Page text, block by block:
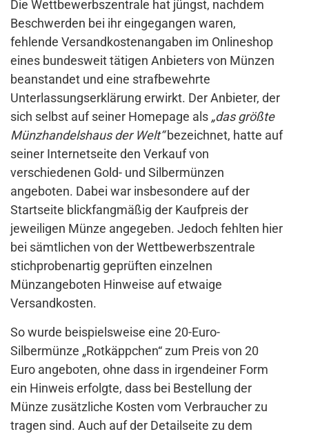
Die Wettbewerbszentrale hat jüngst, nachdem
Beschwerden bei ihr eingegangen waren,
fehlende Versandkostenangaben im Onlineshop
eines bundesweit tätigen Anbieters von Münzen
beanstandet und eine strafbewehrte
Unterlassungserklärung erwirkt. Der Anbieter, der
sich selbst auf seiner Homepage als „das größte
Münzhandelshaus der Welt“bezeichnet, hatte auf
seiner Internetseite den Verkauf von
verschiedenen Gold- und Silbermünzen
angeboten. Dabei war insbesondere auf der
Startseite blickfangmäßig der Kaufpreis der
jeweiligen Münze angegeben. Jedoch fehlten hier
bei sämtlichen von der Wettbewerbszentrale
stichprobenartig geprüften einzelnen
Münzangeboten Hinweise auf etwaige
Versandkosten.
So wurde beispielsweise eine 20-Euro-
Silbermünze „Rotkäppchen“ zum Preis von 20
Euro angeboten, ohne dass in irgendeiner Form
ein Hinweis erfolgte, dass bei Bestellung der
Münze zusätzliche Kosten vom Verbraucher zu
tragen sind. Auch auf der Detailseite zu dem